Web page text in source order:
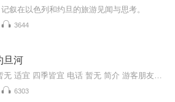
叙在以色列和约旦的旅游见闻与思考。
3644
旦河
6303